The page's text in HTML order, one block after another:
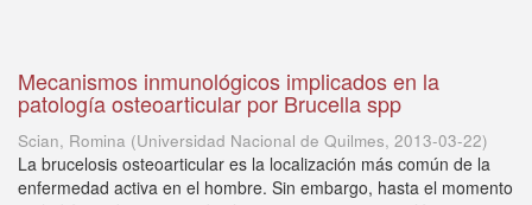
Mecanismos inmunológicos implicados en la
patología osteoarticular por Brucella spp
Scian, Romina (Universidad Nacional de Quilmes, 2013-03-22)
La brucelosis osteoarticular es la localización más común de la
enfermedad activa en el hombre. Sin embargo, hasta el momento